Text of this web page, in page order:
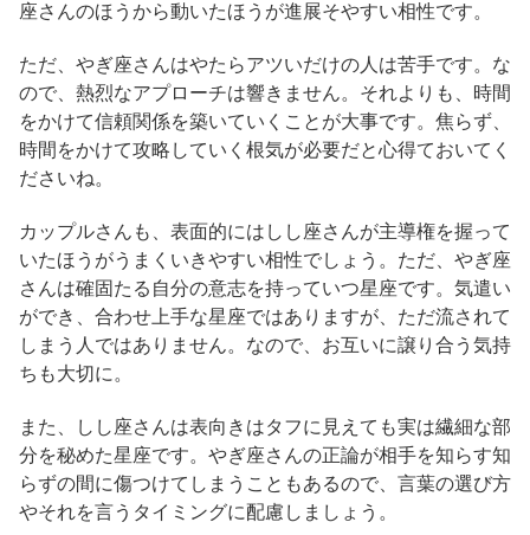
座さんのほうから動いたほうが進展そやすい相性です。
ただ、やぎ座さんはやたらアツいだけの人は苦手です。な
ので、熱烈なアプローチは響きません。それよりも、時間
をかけて信頼関係を築いていくことが大事です。焦らず、
時間をかけて攻略していく根気が必要だと心得ておいてく
ださいね。
カップルさんも、表面的にはしし座さんが主導権を握って
いたほうがうまくいきやすい相性でしょう。ただ、やぎ座
さんは確固たる自分の意志を持っていつ星座です。気遣い
ができ、合わせ上手な星座ではありますが、ただ流されて
しまう人ではありません。なので、お互いに譲り合う気持
ちも大切に。
また、しし座さんは表向きはタフに見えても実は繊細な部
分を秘めた星座です。やぎ座さんの正論が相手を知らす知
らずの間に傷つけてしまうこともあるので、言葉の選び方
やそれを言うタイミングに配慮しましょう。